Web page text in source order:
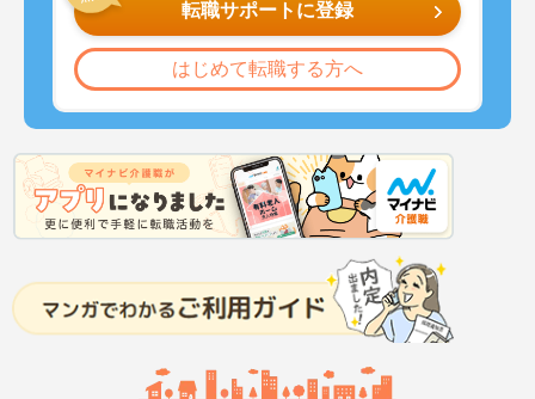
転職サポートに登録
はじめて転職する方へ